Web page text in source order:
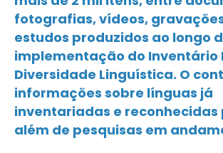
fotografias, vídeos,
estudos produzidos ao longo
implementação do Inventário
Diversidade Linguística. O
informações sobre línguas já
inventariadas e reconhecidas
além de pesquisas em